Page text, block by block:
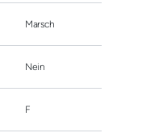
Marsch
Nein
F